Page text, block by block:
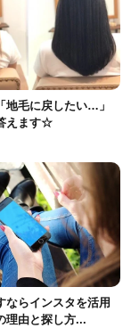
地毛に戻したい…」
えます☆
ならインスタを活用
理由と探し方...